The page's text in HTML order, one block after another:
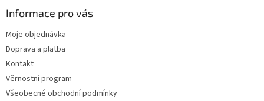
Informace pro vás
Moje objednávka
Doprava a platba
Kontakt
Věrnostní program
Všeobecné obchodní podmínky